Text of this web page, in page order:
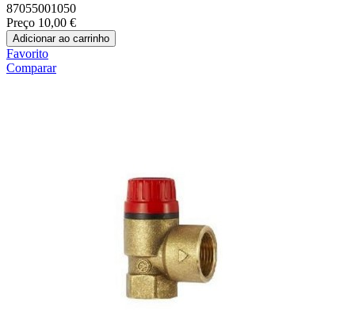
87055001050
Preço 10,00 €
Adicionar ao carrinho
Favorito
Comparar